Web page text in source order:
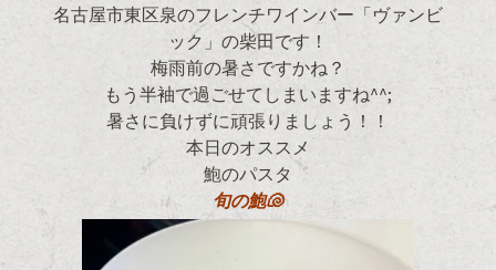
名古屋市東区泉のフレンチワインバー「ヴァンビ
ック」の柴田です！
梅雨前の暑さですかね？
もう半袖で過ごせてしまいますね^^;
暑さに負けずに頑張りましょう！！
本日のオススメ
鮑のパスタ
旬の鮑🐚